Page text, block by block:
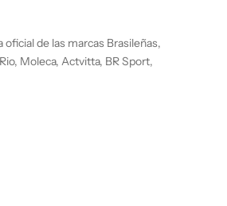
de las marcas Brasileñas,
Moleca, Actvitta, BR Sport,